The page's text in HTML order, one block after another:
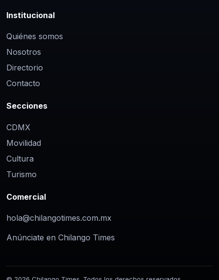
Institucional
Quiénes somos
Nosotros
Directorio
Contacto
Secciones
CDMX
Movilidad
Cultura
Turismo
Comercial
hola@chilangotimes.com.mx
Anúnciate en Chilango Times